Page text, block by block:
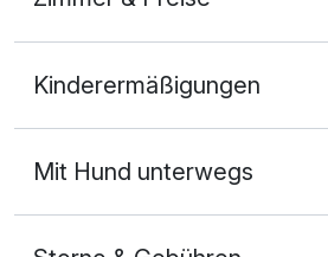
2 Erwachsene
Kinderermäßigungen
Mit Hund unterwegs